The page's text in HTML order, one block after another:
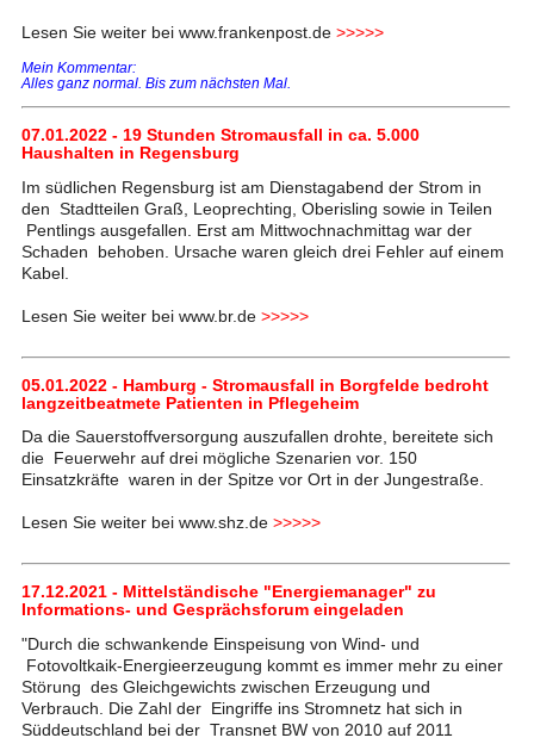
Lesen Sie weiter bei www.frankenpost.de >>>>>
Mein Kommentar:
Alles ganz normal. Bis zum nächsten Mal.
07.01.2022 - 19 Stunden Stromausfall in ca. 5.000
Haushalten in Regensburg
Im südlichen Regensburg ist am Dienstagabend der Strom in
den Stadtteilen Graß, Leoprechting, Oberisling sowie in Teilen
Pentlings ausgefallen. Erst am Mittwochnachmittag war der
Schaden behoben. Ursache waren gleich drei Fehler auf einem
Kabel.
Lesen Sie weiter bei www.br.de >>>>>
05.01.2022 - Hamburg - Stromausfall in Borgfelde bedroht
langzeitbeatmete Patienten in Pflegeheim
Da die Sauerstoffversorgung auszufallen drohte, bereitete sich
die Feuerwehr auf drei mögliche Szenarien vor. 150
Einsatzkräfte waren in der Spitze vor Ort in der Jungestraße.
Lesen Sie weiter bei www.shz.de >>>>>
17.12.2021 - Mittelständische "Energiemanager" zu
Informations- und Gesprächsforum eingeladen
"Durch die schwankende Einspeisung von Wind- und
Fotovoltkaik-Energieerzeugung kommt es immer mehr zu einer
Störung des Gleichgewichts zwischen Erzeugung und
Verbrauch. Die Zahl der Eingriffe ins Stromnetz hat sich in
Süddeutschland bei der Transnet BW von 2010 auf 2011